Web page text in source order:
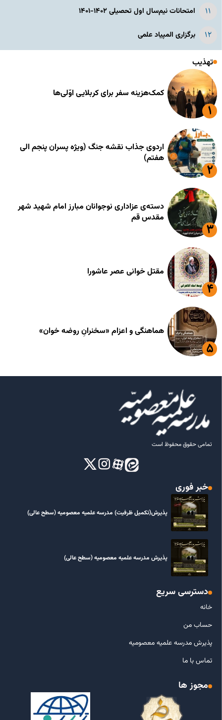
امتحانات نیم‌سال اول تحصیلی ۱۴۰۲-۱۴۰۱
برگزاری المپیاد علمی
تهذیب
کمک‌هزینه سفر برای کربلایی اوّلی‌ها
اردوی جذاب نقشه جنگ (ویژه پسران پنجم الی
هفتم)
دسته‌ی عزاداری نوجوانان مبارز امام شهید شهر
مقدس قم
مقتل خوانی عصر عاشورا
هماهنگی و اعزام «سخنرانِ روضه خوان»
تمامی حقوق محفوظ است
خبر فوری
پذیرش(تکمیل ظرفیت) مدرسه علمیه معصومیه‌ (سطح عالی)
پذیرش مدرسه علمیه معصومیه‌ (سطح عالی)
دسترسی سریع
خانه
حساب من
پذیرش مدرسه علمیه معصومیه
تماس با ما
مجوز ها